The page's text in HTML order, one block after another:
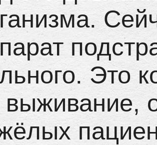
Это
выживание,